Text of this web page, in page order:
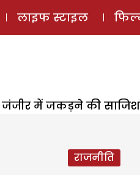
ई-
लाइफ स्टाइल
जंजीर में जकड़ने की साजिश
राजनीति